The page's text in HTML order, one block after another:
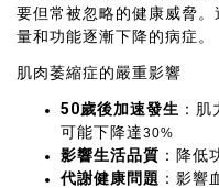
要但常被忽略的健康威脅
量和功能逐漸下降的病症。
肌肉萎縮症的嚴重影響
50歲後加速發生 ：肌
可能下降達30%
影響生活品質 ：降低
代謝健康問題 ：影響